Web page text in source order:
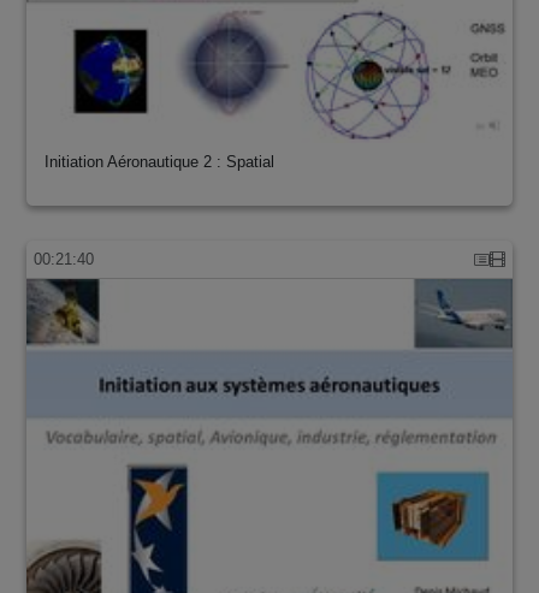
Initiation Aéronautique 2 : Spatial
00:21:40